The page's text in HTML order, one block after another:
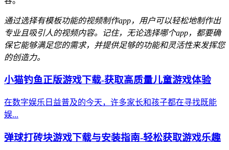
通过选择有模板功能的视频制作app，用户可以轻松地制作出
专业且吸引人的视频内容。记住，无论选择哪个app，都要确
保它能够满足您的需求，并提供足够的功能和灵活性来发挥您
的创造力。
小猫钓鱼正版游戏下载-获取高质量儿童游戏体验
在数字娱乐日益普及的今天，许多家长和孩子都在寻找既能
娱...
弹球打砖块游戏下载与安装指南-轻松获取游戏乐趣